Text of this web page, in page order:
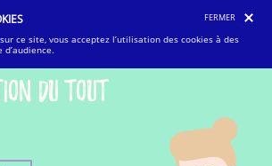
FERMER
ce site, vous acceptez l’utilisation des cookies à des
du tout